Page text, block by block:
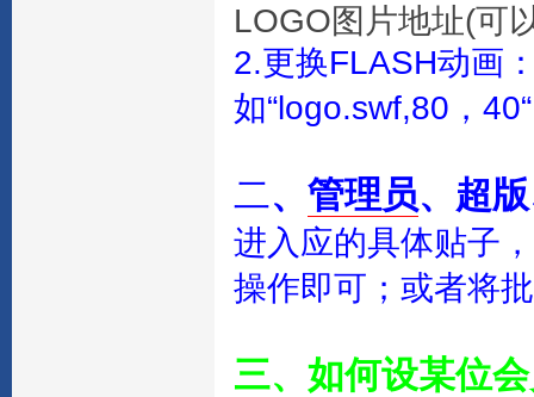
LOGO图片地址(可
2.更换FLASH动画
如“logo.swf,80，40“
二、 管理员、超
进入应的具体贴子
操作即可；或者将
三、如何设某位